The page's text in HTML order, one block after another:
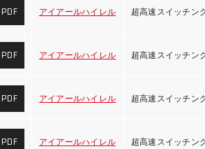
PDF アイアールハイレル 超高速スイッチン
PDF アイアールハイレル 超高速スイッチン
PDF アイアールハイレル 超高速スイッチン
PDF アイアールハイレル 超高速スイッチン